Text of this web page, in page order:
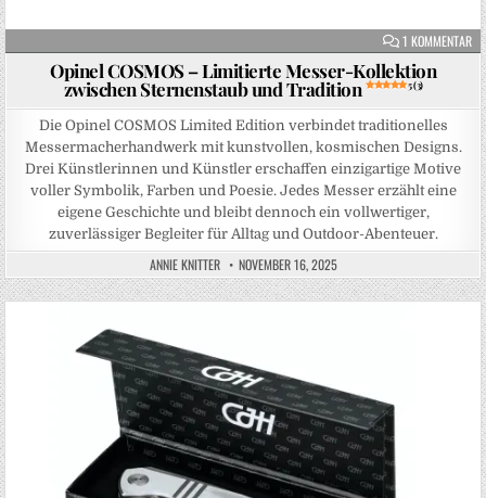
1 KOMMENTARZU
Opinel COSMOS – Limitierte Messer-Kollektion
zwischen Sternenstaub und Tradition 5 (3)
Die Opinel COSMOS Limited Edition verbindet traditionelles
Messermacherhandwerk mit kunstvollen, kosmischen Designs.
Drei Künstlerinnen und Künstler erschaffen einzigartige Motive
voller Symbolik, Farben und Poesie. Jedes Messer erzählt eine
eigene Geschichte und bleibt dennoch ein vollwertiger,
zuverlässiger Begleiter für Alltag und Outdoor-Abenteuer.
ANNIE KNITTER NOVEMBER 16, 2025
Posted in